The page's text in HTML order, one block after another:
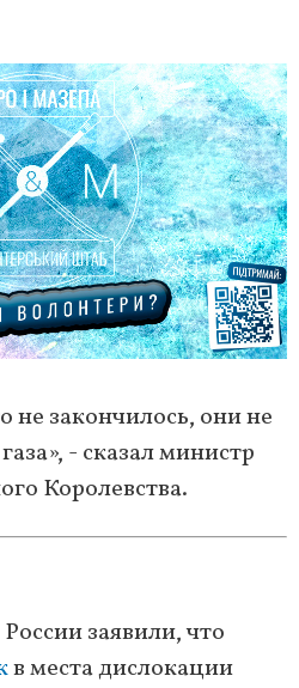
не закончилось, они не
- сказал министр
Королевства.
заявили, что
в места дислокации